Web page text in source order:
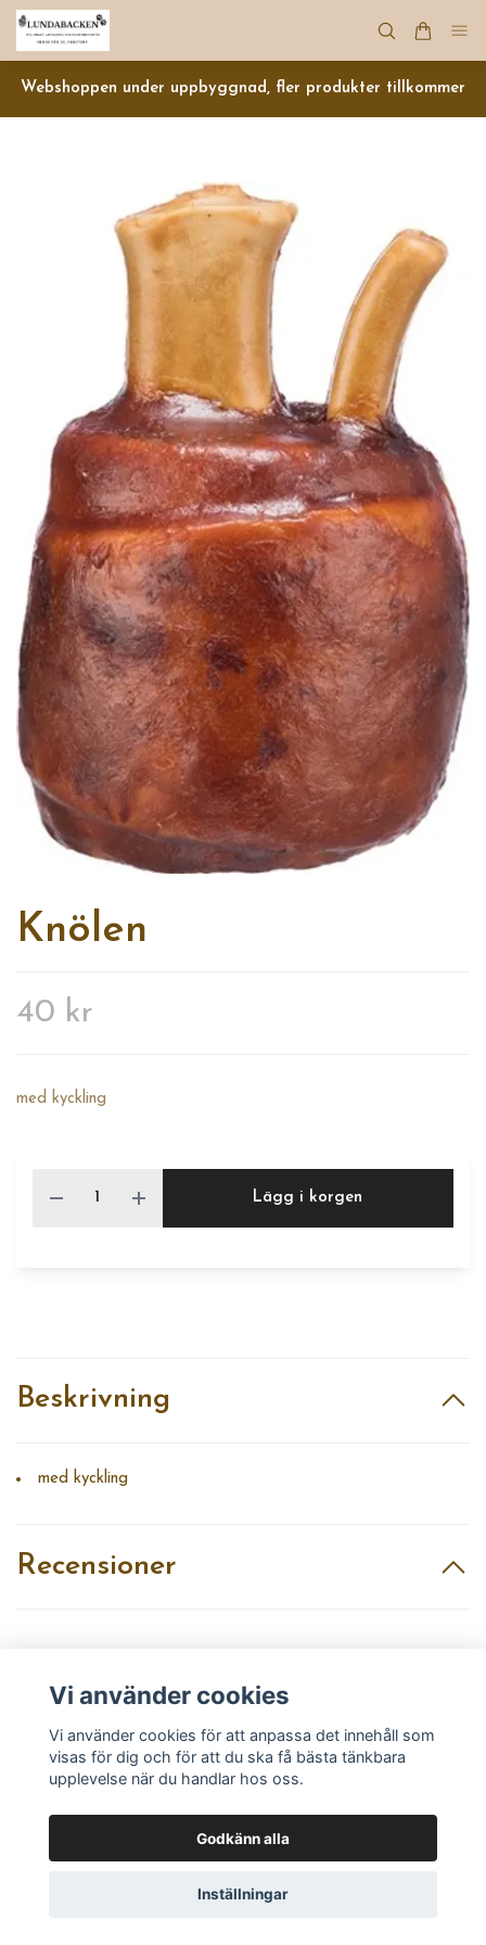
Webshoppen under uppbyggnad, fler produkter tillkommer
Knölen
40 kr
med kyckling
Lägg i korgen
Beskrivning
med kyckling
Recensioner
Läs mer
Köpvillkor
Vi använder cookies
Vi använder cookies för att anpassa det innehåll som
visas för dig och för att du ska få bästa tänkbara
upplevelse när du handlar hos oss.
Godkänn alla
Inställningar